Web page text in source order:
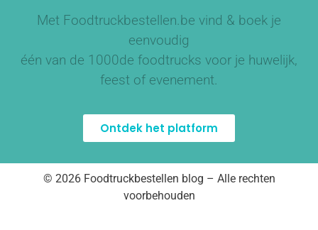
Met Foodtruckbestellen.be vind & boek je
eenvoudig
één van de 1000de foodtrucks voor je huwelijk,
feest of evenement.
Ontdek het platform
© 2026 Foodtruckbestellen blog – Alle rechten
voorbehouden